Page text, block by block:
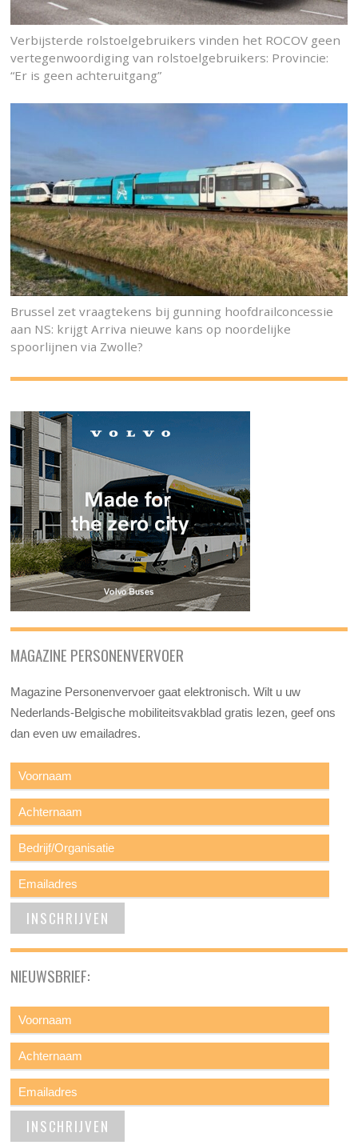
Verbijsterde rolstoelgebruikers vinden het ROCOV geen
vertegenwoordiging van rolstoelgebruikers: Provincie:
“Er is geen achteruitgang”
Brussel zet vraagtekens bij gunning hoofdrailconcessie
aan NS: krijgt Arriva nieuwe kans op noordelijke
spoorlijnen via Zwolle?
MAGAZINE PERSONENVERVOER
Magazine Personenvervoer gaat elektronisch. Wilt u uw
Nederlands-Belgische mobiliteitsvakblad gratis lezen, geef ons
dan even uw emailadres.
NIEUWSBRIEF: